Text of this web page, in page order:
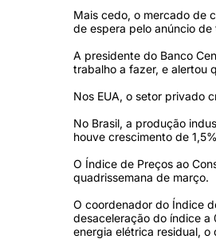
Mais cedo, o mercado de
de espera pelo anúncio
A presidente do Banco
trabalho a fazer, e alertou
Nos EUA, o setor privado
No Brasil, a produção
houve crescimento de
O Índice de Preços ao
quadrissemana de março.
O coordenador do Índice
desaceleração do índice
energia elétrica residual,